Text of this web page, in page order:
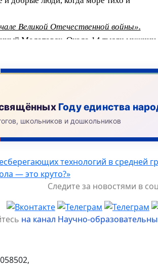
Году единства
школьников и дошкольников
технологий в средней
— это круто?»
Следите за новостями в
на канал Научно-